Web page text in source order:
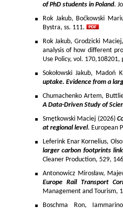
of PhD students in Poland.
Rok Jakub, Boćkowski
Bystra, ss. 111.
Rok Jakub, Grodzicki
analysis of how different
Use Policy, vol. 170,108201,
Sokołowski Jakub, Madoń
uptake. Evidence from a
Chumachenko Artem,
A Data-Driven Study of
Smętkowski Maciej (2026)
at regional level. European
Leferink Enar Kornelius,
larger carbon footprints
Cleaner Production, 529,
Antonowicz Mirosław,
Europe Rail Transport
Management and Tourism,
Boschma Ron,